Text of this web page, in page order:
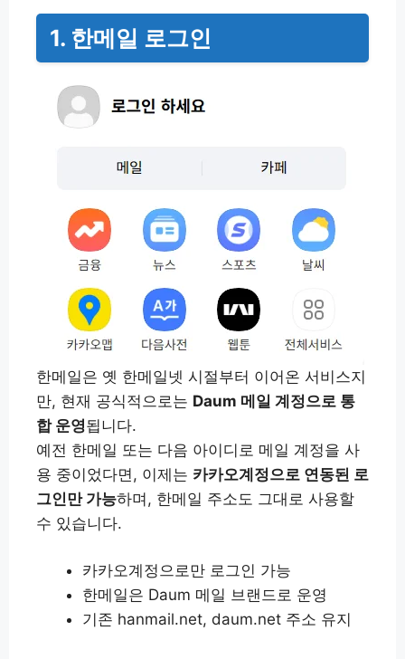
1. 한메일 로그인
한메일은 옛 한메일넷 시절부터 이어온 서비스지
만, 현재 공식적으로는 Daum 메일 계정으로 통
합 운영됩니다.
예전 한메일 또는 다음 아이디로 메일 계정을 사
용 중이었다면, 이제는 카카오계정으로 연동된 로
그인만 가능하며, 한메일 주소도 그대로 사용할
수 있습니다.
카카오계정으로만 로그인 가능
한메일은 Daum 메일 브랜드로 운영
기존 hanmail.net, daum.net 주소 유지